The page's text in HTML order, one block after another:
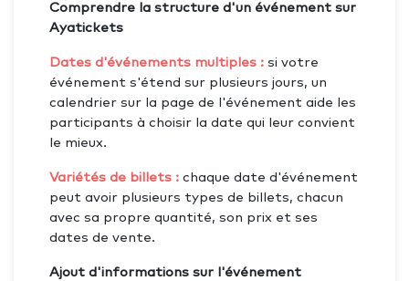
Comprendre la structure d'un événement sur
Ayatickets
Dates d'événements multiples : si votre
événement s'étend sur plusieurs jours, un
calendrier sur la page de l'événement aide les
participants à choisir la date qui leur convient
le mieux.
Variétés de billets : chaque date d'événement
peut avoir plusieurs types de billets, chacun
avec sa propre quantité, son prix et ses
dates de vente.
Ajout d'informations sur l'événement